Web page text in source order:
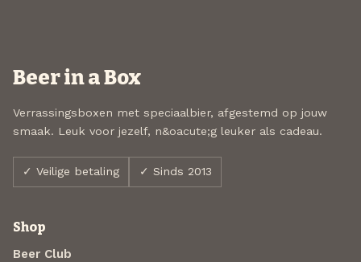
Beer in a Box
Verrassingsboxen met speciaalbier, afgestemd op jouw
smaak. Leuk voor jezelf, n&oacute;g leuker als cadeau.
✓ Veilige betaling ✓ Sinds 2013
Shop
Beer Club